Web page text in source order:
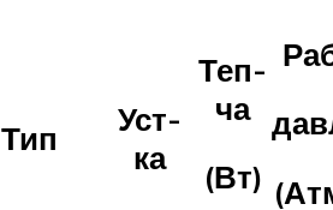
Тип
Уст-
ка
Теп-
ча
(Вт)